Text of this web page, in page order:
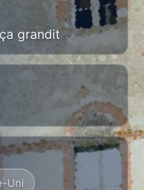
grandit
Uni